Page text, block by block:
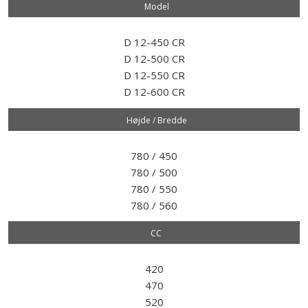
Model​
D 12-450 CR
D 12-500 CR
D 12-550 CR
D 12-600 CR
Højde / Bredde
780 / 450
780 / 500
780 / 550
780 / 560
CC
420
470
520